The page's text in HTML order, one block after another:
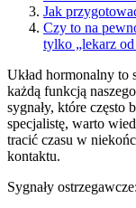
Jak
Czy to na
tylko „lekarz
Układ hormonalny to
każdą funkcją
sygnały, które często
specjalistę, warto
tracić czasu w
kontaktu.
Sygnały